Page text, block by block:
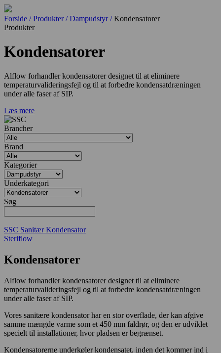
Forside / Produkter / Dampudstyr /Kondensatorer
Produkter
Kondensatorer
Alflow forhandler kondensatorer designet til at eliminere
temperaturvalideringsfejl og til at forbedre kondensatdræningen
under alle faser af SIP.
Læs mere
Brancher
Brand
Kategorier
Underkategori
Søg
SSC Sanitær Kondensator
Steriflow
Kondensatorer
Alflow forhandler kondensatorer designet til at eliminere
temperaturvalideringsfejl og til at forbedre kondensatdræningen
under alle faser af SIP.
Vores sanitære kondensator har en stor overflade, der kan afgive
samme mængde varme som et 450 mm faldrør, og den er udviklet
specielt til installationer, hvor pladsen er begrænset.
Kondensatorerne underkøler kondensatet, inden det kommer ind i